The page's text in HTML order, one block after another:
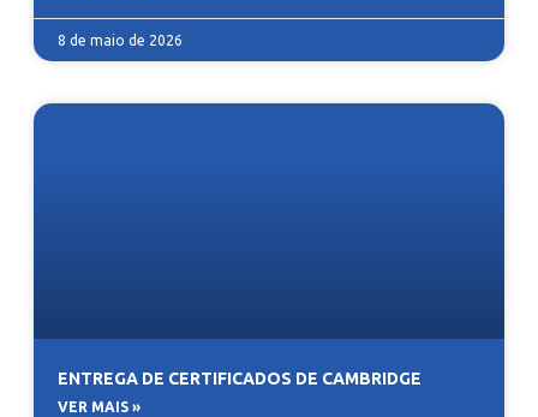
8 de maio de 2026
ENTREGA DE CERTIFICADOS DE CAMBRIDGE
VER MAIS »